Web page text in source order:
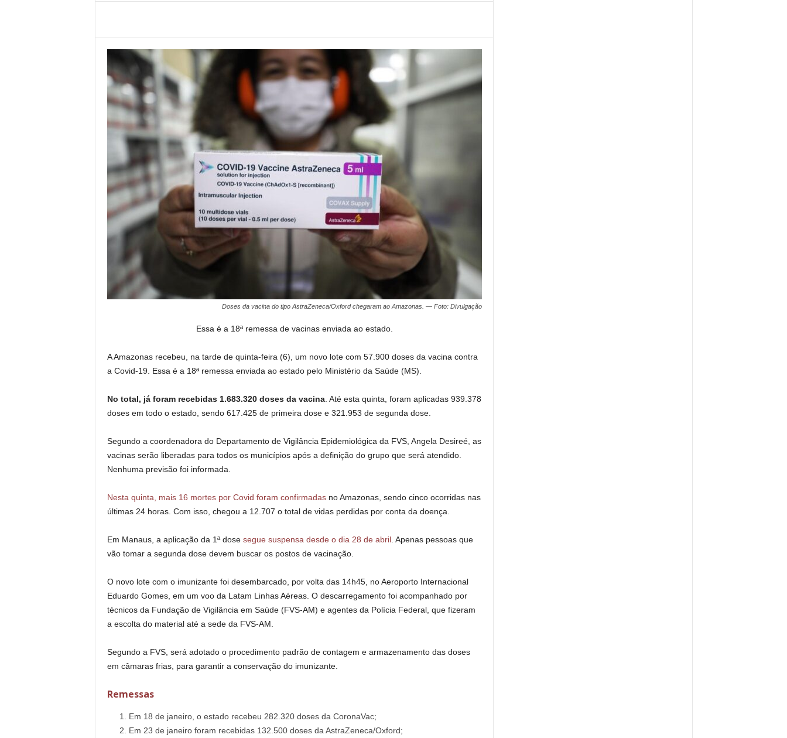
Doses da vacina do tipo AstraZeneca/Oxford chegaram ao Amazonas. — Foto: Divulgação
Essa é a 18ª remessa de vacinas enviada ao estado.
A Amazonas recebeu, na tarde de quinta-feira (6), um novo lote com 57.900 doses da vacina contra
a Covid-19. Essa é a 18ª remessa enviada ao estado pelo Ministério da Saúde (MS).
No total, já foram recebidas 1.683.320 doses da vacina. Até esta quinta, foram aplicadas 939.378
doses em todo o estado, sendo 617.425 de primeira dose e 321.953 de segunda dose.
Segundo a coordenadora do Departamento de Vigilância Epidemiológica da FVS, Angela Desireé, as
vacinas serão liberadas para todos os municípios após a definição do grupo que será atendido.
Nenhuma previsão foi informada.
Nesta quinta, mais 16 mortes por Covid foram confirmadasno Amazonas, sendo cinco ocorridas nas
últimas 24 horas. Com isso, chegou a 12.707 o total de vidas perdidas por conta da doença.
Em Manaus, a aplicação da 1ª dose segue suspensa desde o dia 28 de abril. Apenas pessoas que
vão tomar a segunda dose devem buscar os postos de vacinação.
O novo lote com o imunizante foi desembarcado, por volta das 14h45, no Aeroporto Internacional
Eduardo Gomes, em um voo da Latam Linhas Aéreas. O descarregamento foi acompanhado por
técnicos da Fundação de Vigilância em Saúde (FVS-AM) e agentes da Polícia Federal, que fizeram
a escolta do material até a sede da FVS-AM.
Segundo a FVS, será adotado o procedimento padrão de contagem e armazenamento das doses
em câmaras frias, para garantir a conservação do imunizante.
Remessas
Em 18 de janeiro, o estado recebeu 282.320 doses da CoronaVac;
Em 23 de janeiro foram recebidas 132.500 doses da AstraZeneca/Oxford;